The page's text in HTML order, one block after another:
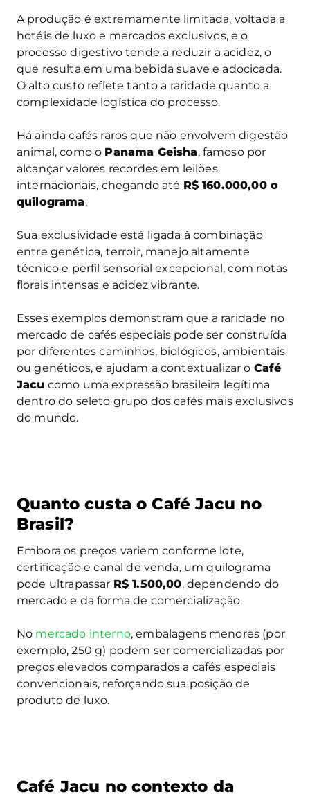
A produção é extremamente limitada, voltada a
hotéis de luxo e mercados exclusivos, e o
processo digestivo tende a reduzir a acidez, o
que resulta em uma bebida suave e adocicada.
O alto custo reflete tanto a raridade quanto a
complexidade logística do processo.
Há ainda cafés raros que não envolvem digestão
animal, como o Panama Geisha, famoso por
alcançar valores recordes em leilões
internacionais, chegando até R$ 160.000,00 o
quilograma.
Sua exclusividade está ligada à combinação
entre genética, terroir, manejo altamente
técnico e perfil sensorial excepcional, com notas
florais intensas e acidez vibrante.
Esses exemplos demonstram que a raridade no
mercado de cafés especiais pode ser construída
por diferentes caminhos, biológicos, ambientais
ou genéticos, e ajudam a contextualizar o Café
Jacu como uma expressão brasileira legítima
dentro do seleto grupo dos cafés mais exclusivos
do mundo.
Quanto custa o Café Jacu no
Brasil?
Embora os preços variem conforme lote,
certificação e canal de venda, um quilograma
pode ultrapassar R$ 1.500,00, dependendo do
mercado e da forma de comercialização.
No mercado interno, embalagens menores (por
exemplo, 250 g) podem ser comercializadas por
preços elevados comparados a cafés especiais
convencionais, reforçando sua posição de
produto de luxo.
Café Jacu no contexto da